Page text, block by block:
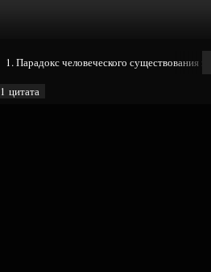
1. Парадокс человеческого существования
1 цитата